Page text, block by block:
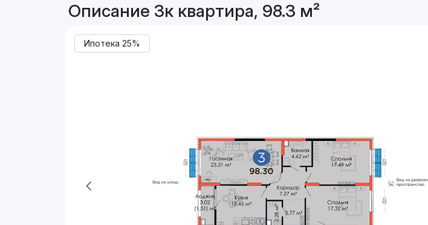
Описание 3к квартира, 98.3 м²
Ипотека 25%